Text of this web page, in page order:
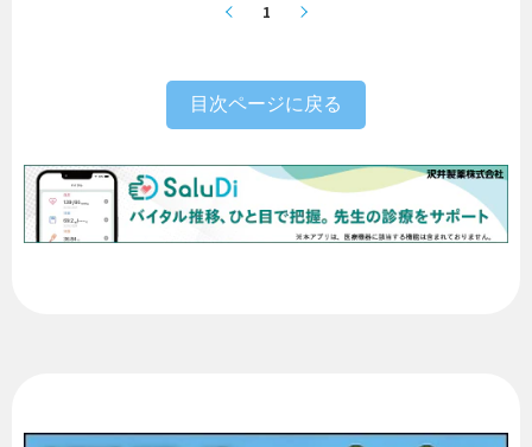
1
目次ページに戻る